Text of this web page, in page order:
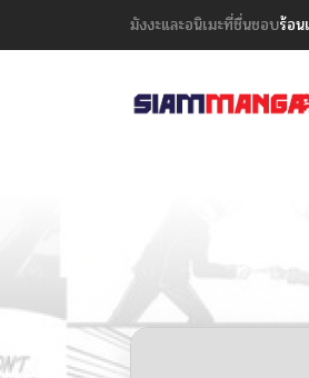
มังงะและอนิเมะที่ชื่นชอบร้อ